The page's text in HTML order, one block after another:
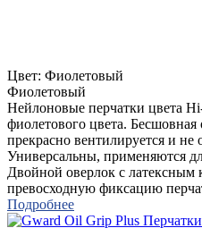
Цвет: Фиолетовый
Фиолетовый
Нейлоновые перчатки цвета
фиолетового цвета. Бесшовная
прекрасно вентилируется и не
Универсальны, применяются
Двойной оверлок с латексным
превосходную фиксацию
Подробнее